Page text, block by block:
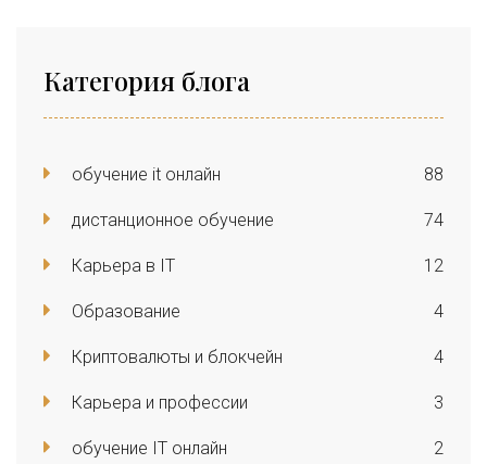
Категория блога
обучение it онлайн 88
дистанционное обучение 74
Карьера в IT 12
Образование 4
Криптовалюты и блокчейн 4
Карьера и профессии 3
обучение IT онлайн 2